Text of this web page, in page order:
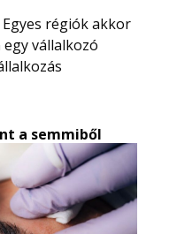
régiók akkor
vállalkozó
a semmiből